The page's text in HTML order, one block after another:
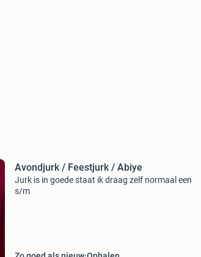
Avondjurk / Feestjurk / Abiye
Jurk is in goede staat ik draag zelf normaal een
s/m